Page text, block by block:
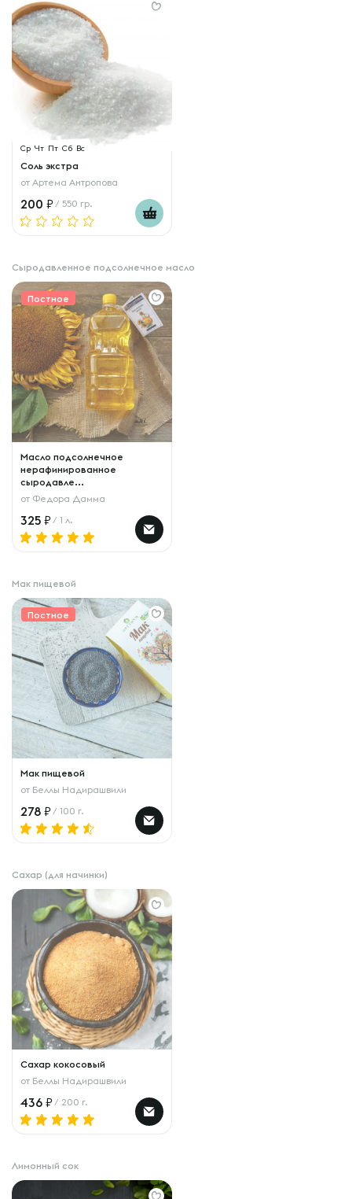
Ср Чт Пт Сб Вс
Соль экстра
от Артема Антропова
200 / 550 гр.
Сыродавленное подсолнечное масло
Постное
Масло подсолнечное
нерафинированное
сыродавле...
от Федора Дамма
325 / 1 л.
Мак пищевой
Постное
Мак пищевой
от Беллы Надирашвили
278 / 100 г.
Сахар (для начинки)
Сахар кокосовый
от Беллы Надирашвили
436 / 200 г.
Лимонный сок